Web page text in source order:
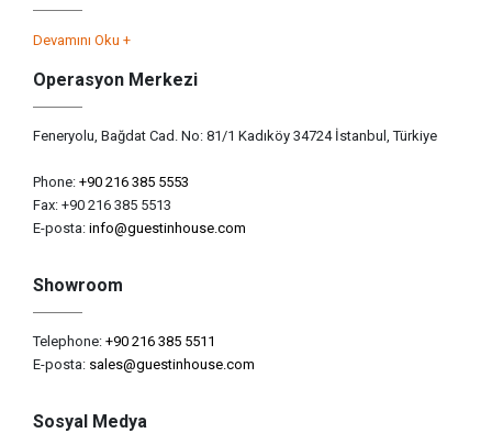
Devamını Oku +
Operasyon Merkezi
Feneryolu, Bağdat Cad. No: 81/1 Kadıköy 34724 İstanbul, Türkiye
Phone: +90 216 385 5553
Fax: +90 216 385 5513
E-posta: info@guestinhouse.com
Showroom
Telephone: +90 216 385 5511
E-posta: sales@guestinhouse.com
Sosyal Medya